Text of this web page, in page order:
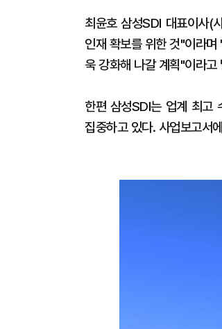
최윤호 삼성SDI 대표이사(
인재 확보를 위한 것"이라
욱 강화해 나갈 계획"이라고
한편 삼성SDI는 업계 최고
집중하고 있다. 사업보고서